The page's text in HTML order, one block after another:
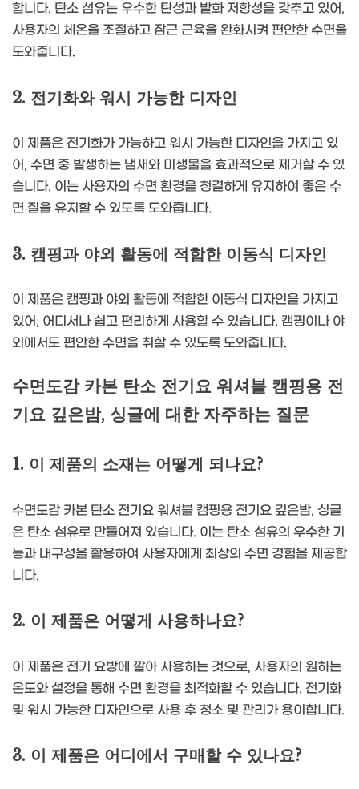
합니다. 탄소 섬유는 우수한 탄성과 발화 저항성을 갖추고 있어,
사용자의 체온을 조절하고 잠근 근육을 완화시켜 편안한 수면을
도와줍니다.
2. 전기화와 워시 가능한 디자인
이 제품은 전기화가 가능하고 워시 가능한 디자인을 가지고 있
어, 수면 중 발생하는 냄새와 미생물을 효과적으로 제거할 수 있
습니다. 이는 사용자의 수면 환경을 청결하게 유지하여 좋은 수
면 질을 유지할 수 있도록 도와줍니다.
3. 캠핑과 야외 활동에 적합한 이동식 디자인
이 제품은 캠핑과 야외 활동에 적합한 이동식 디자인을 가지고
있어, 어디서나 쉽고 편리하게 사용할 수 있습니다. 캠핑이나 야
외에서도 편안한 수면을 취할 수 있도록 도와줍니다.
수면도감 카본 탄소 전기요 워셔블 캠핑용 전
기요 깊은밤, 싱글에 대한 자주하는 질문
1. 이 제품의 소재는 어떻게 되나요?
수면도감 카본 탄소 전기요 워셔블 캠핑용 전기요 깊은밤, 싱글
은 탄소 섬유로 만들어져 있습니다. 이는 탄소 섬유의 우수한 기
능과 내구성을 활용하여 사용자에게 최상의 수면 경험을 제공합
니다.
2. 이 제품은 어떻게 사용하나요?
이 제품은 전기 요방에 깔아 사용하는 것으로, 사용자의 원하는
온도와 설정을 통해 수면 환경을 최적화할 수 있습니다. 전기화
및 워시 가능한 디자인으로 사용 후 청소 및 관리가 용이합니다.
3. 이 제품은 어디에서 구매할 수 있나요?